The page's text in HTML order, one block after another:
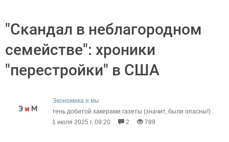
"Скандал в неблагородном
семействе": хроники
"перестройки" в США
Экономика и мы
тень добитой хакерами газеты (значит, были опасны!)
1 июля 2025 г. 09:20
2 789